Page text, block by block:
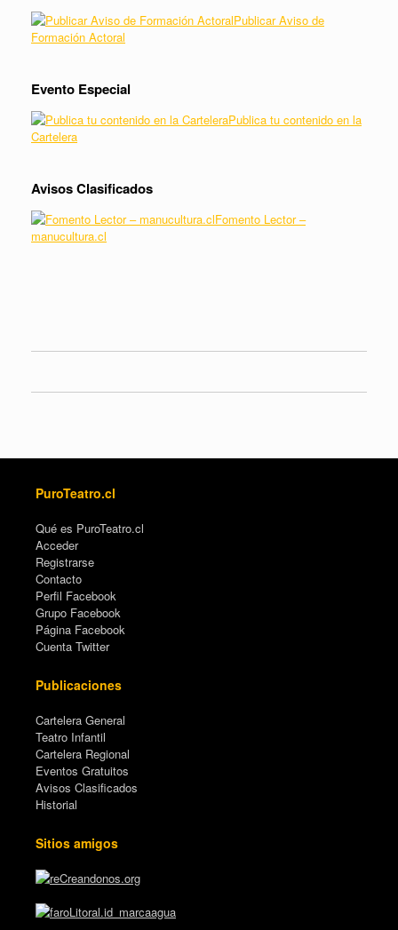
Publicar Aviso de
Formación Actoral
Evento Especial
Publica tu contenido en la
Cartelera
Avisos Clasificados
Fomento Lector –
manucultura.cl
PuroTeatro.cl
Qué es PuroTeatro.cl
Acceder
Registrarse
Contacto
Perfil Facebook
Grupo Facebook
Página Facebook
Cuenta Twitter
Publicaciones
Cartelera General
Teatro Infantil
Cartelera Regional
Eventos Gratuitos
Avisos Clasificados
Historial
Sitios amigos